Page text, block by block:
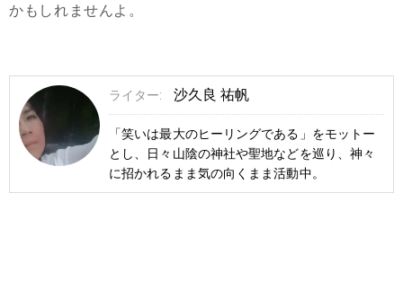
かもしれませんよ。
ライター: 沙久良 祐帆
「笑いは最大のヒーリングである」をモットー
とし、日々山陰の神社や聖地などを巡り、神々
に招かれるまま気の向くまま活動中。